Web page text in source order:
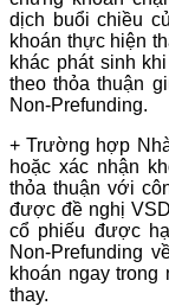
dịch buổi chiều
khoán thực hiện
khác phát sinh
theo thỏa thuận
Non-Prefunding.
+ Trường hợp
hoặc xác nhận
thỏa thuận với
được đề nghị
cổ phiếu được
Non-Prefunding
khoán ngay trong
thay.